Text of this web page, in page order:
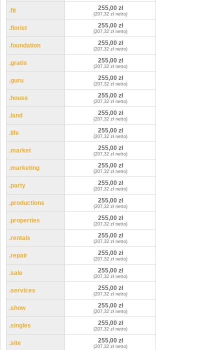
.fit 255,00 zł
(207,32 zł netto)
.florist 255,00 zł
(207,32 zł netto)
.foundation 255,00 zł
(207,32 zł netto)
.gratis 255,00 zł
(207,32 zł netto)
.guru 255,00 zł
(207,32 zł netto)
.house 255,00 zł
(207,32 zł netto)
.land 255,00 zł
(207,32 zł netto)
.life 255,00 zł
(207,32 zł netto)
.market 255,00 zł
(207,32 zł netto)
.marketing 255,00 zł
(207,32 zł netto)
.party 255,00 zł
(207,32 zł netto)
.productions 255,00 zł
(207,32 zł netto)
.properties 255,00 zł
(207,32 zł netto)
.rentals 255,00 zł
(207,32 zł netto)
.repair 255,00 zł
(207,32 zł netto)
.sale 255,00 zł
(207,32 zł netto)
.services 255,00 zł
(207,32 zł netto)
.show 255,00 zł
(207,32 zł netto)
.singles 255,00 zł
(207,32 zł netto)
.site 255,00 zł
(207,32 zł netto)